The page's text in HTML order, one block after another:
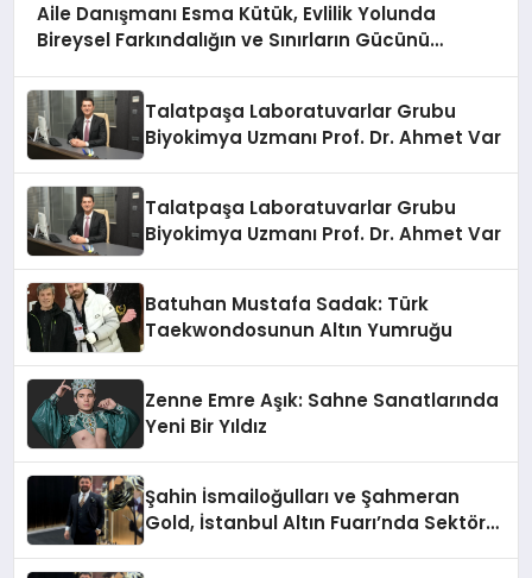
Aile Danışmanı Esma Kütük, Evlilik Yolunda
Bireysel Farkındalığın ve Sınırların Gücünü
Talatpaşa Laboratuvarlar Grubu
Biyokimya Uzmanı Prof. Dr. Ahmet Var
Talatpaşa Laboratuvarlar Grubu
Biyokimya Uzmanı Prof. Dr. Ahmet Var
Batuhan Mustafa Sadak: Türk
Taekwondosunun Altın Yumruğu
Zenne Emre Aşık: Sahne Sanatlarında
Yeni Bir Yıldız
Şahin İsmailoğulları ve Şahmeran
Gold, İstanbul Altın Fuarı’nda Sektöre